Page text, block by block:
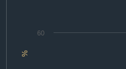
%
60